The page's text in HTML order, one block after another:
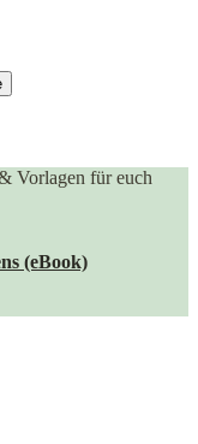
Vorlagen für euch
(eBook)